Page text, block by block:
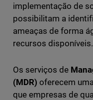
implementação de
possibilitam a
ameaças de forma
recursos disponíveis.
Os serviços de
(MDR) oferecem
que empresas de